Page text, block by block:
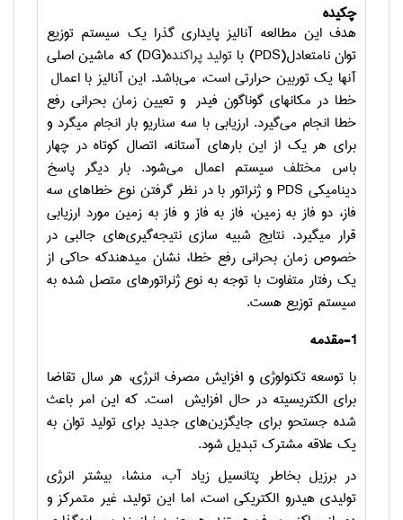
چکیده
هدف این مطالعه آنالیز پایداری گذرا یک سیستم توزیع
توان نامتعادل(PDS) با تولید پراکنده(
DG) که ماشین اصلی
آنها یک توربین حرارتی است، می‌باشد. این آنالیز با اعمال
خطا در مکانهای گوناگون فیدر و تعیین زمان بحرانی رفع
خطا انجام می‌گیرد. ارزیابی با سه سناریو بار انجام میگرد و
برای هر یک از این بارهای آستانه، اتصال کوتاه در چهار
باس مختلف سیستم اعمال می‌شود. بار دیگر پاسخ
دینامیکی PDS و ژنراتور با در نظر گرفتن نوع خطاهای سه
فاز، دو فاز به زمین، فاز به فاز و فاز به زمین مورد ارزیابی
قرار میگیرد. نتایج شبیه سازی نتیجه‌گیری‌های جالبی در
خصوص زمان بحرانی رفع خطا، نشان میدهندکه حاکی از
یک رفتار متفاوت با توجه به نوع ژنراتورهای متصل شده به
سیستم توزیع هست.
1-مقدمه
با توسعه تکنولوژی و افزایش مصرف انرژی، هر سال تقاضا
برای الکتریسیته در حال افزایش است. که این امر باعث
شده جستحو برای جایگزین‌های جدید برای تولید توان به
یک علاقه مشترک تبدیل شود.
در برزیل بخاطر پتانسیل زیاد آب، منشاء بیشتر انرژی
تولیدی هیدرو الکتریکی است، اما این تولید، غیر متمرکز و